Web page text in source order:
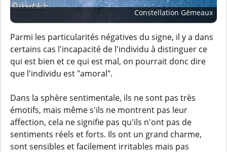
Constellation Gémeaux
Parmi les particularités négatives du signe, il y a dans
certains cas l'incapacité de l'individu à distinguer ce
qui est bien et ce qui est mal, on pourrait donc dire
que l'individu est "amoral".
Dans la sphère sentimentale, ils ne sont pas très
émotifs, mais même s'ils ne montrent pas leur
affection, cela ne signifie pas qu'ils n'ont pas de
sentiments réels et forts. Ils ont un grand charme,
sont sensibles et facilement irritables mais pas